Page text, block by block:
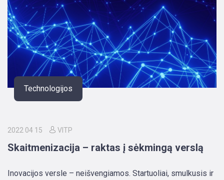
Technologijos
2022 04 15 VITP
Skaitmenizacija – raktas į sėkmingą verslą
Inovacijos versle – neišvengiamos. Startuoliai, smulkusis ir